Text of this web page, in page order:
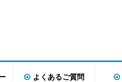
よくあるご質問